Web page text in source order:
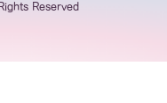
Reserved